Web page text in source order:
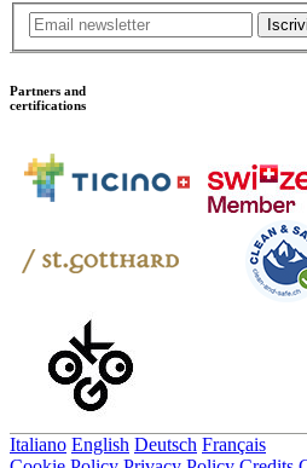
Partners and
certifications
Italiano English Deutsch Français